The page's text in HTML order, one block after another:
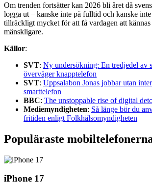
Om trenden fortsätter kan 2026 bli året då
logga ut – kanske inte på fulltid och kanske
tillräckligt mycket för att få vardagen att
mänskligare.
Källor:
SVT: Ny undersökning: En tredjedel av
överväger knapptelefon
SVT: Uppsalabon Jonas jobbar utan
smarttelefon
BBC: The unstoppable rise of digital
Mediemyndigheten: Så länge bör du
fritiden enligt Folkhälsomyndigheten
Populäraste
iPhone 17